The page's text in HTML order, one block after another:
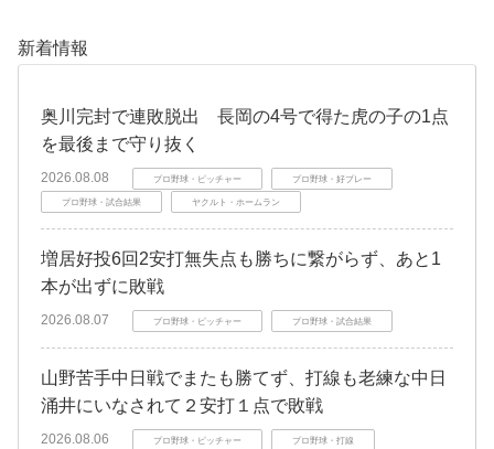
新着情報
奥川完封で連敗脱出 長岡の4号で得た虎の子の1点
を最後まで守り抜く
2026.08.08 プロ野球・ピッチャー プロ野球・好プレー
プロ野球・試合結果 ヤクルト・ホームラン
増居好投6回2安打無失点も勝ちに繋がらず、あと1
本が出ずに敗戦
2026.08.07 プロ野球・ピッチャー プロ野球・試合結果
山野苦手中日戦でまたも勝てず、打線も老練な中日
涌井にいなされて２安打１点で敗戦
2026.08.06 プロ野球・ピッチャー プロ野球・打線